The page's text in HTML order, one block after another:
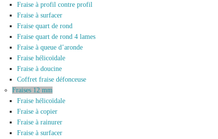
Fraise à profil contre profil
Fraise à surfacer
Fraise quart de rond
Fraise quart de rond 4 lames
Fraise à queue d’aronde
Fraise hélicoïdale
Fraise à doucine
Coffret fraise défonceuse
Fraises 12 mm
Fraise hélicoïdale
Fraise à copier
Fraise à rainurer
Fraise à surfacer